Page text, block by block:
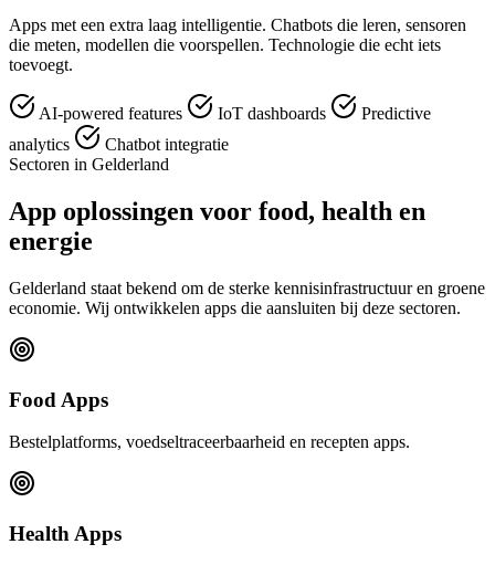
Apps met een extra laag intelligentie. Chatbots die leren, sensoren
die meten, modellen die voorspellen. Technologie die echt iets
toevoegt.
AI-powered features IoT dashboards
Predictive
analytics
Chatbot integratie
Sectoren in Gelderland
App oplossingen voor food, health en
energie
Gelderland staat bekend om de sterke kennisinfrastructuur en groene
economie. Wij ontwikkelen apps die aansluiten bij deze sectoren.
Food Apps
Bestelplatforms, voedseltraceerbaarheid en recepten apps.
Health Apps